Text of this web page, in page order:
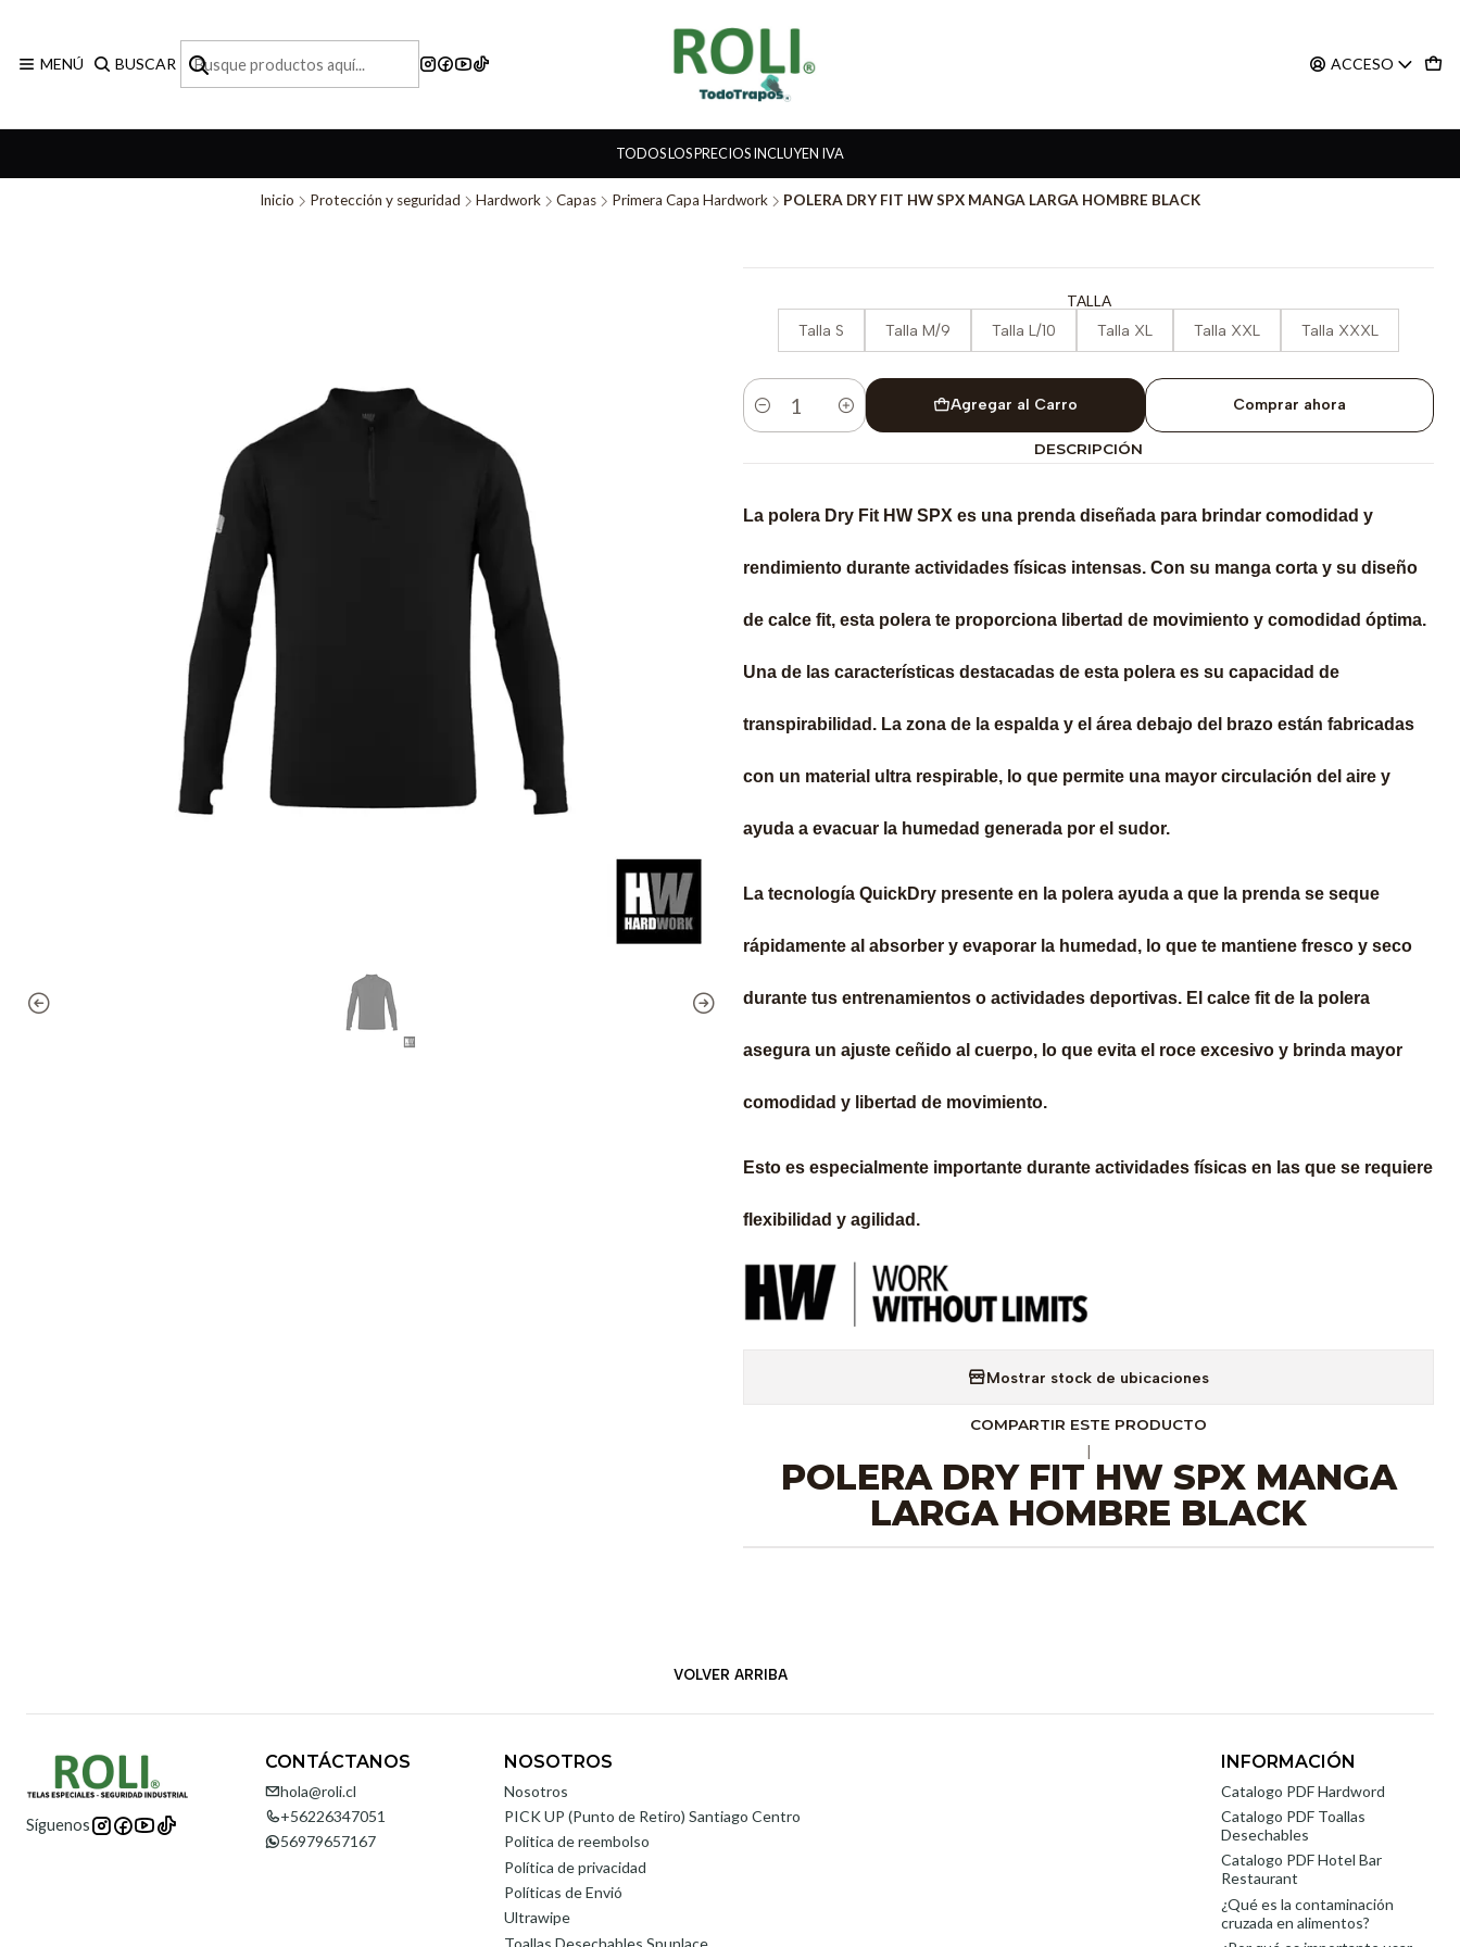
MENÚ BUSCAR ACCESO
TODOS LOS PRECIOS INCLUYEN IVA
Inicio Protección y seguridad Hardwork Capas Primera Capa Hardwork POLERA DRY FIT HW SPX MANGA LARGA HOMBRE BLACK
TALLA
Talla S Talla M/9 Talla L/10 Talla XL Talla XXL Talla XXXL
Cantidad
Agregar al Carro Comprar ahora
DESCRIPCIÓN
La polera Dry Fit HW SPX es una prenda diseñada para brindar comodidad y
rendimiento durante actividades físicas intensas. Con su manga corta y su diseño
de calce fit, esta polera te proporciona libertad de movimiento y comodidad óptima.
Una de las características destacadas de esta polera es su capacidad de
transpirabilidad. La zona de la espalda y el área debajo del brazo están fabricadas
con un material ultra respirable, lo que permite una mayor circulación del aire y
ayuda a evacuar la humedad generada por el sudor.
La tecnología QuickDry presente en la polera ayuda a que la prenda se seque
rápidamente al absorber y evaporar la humedad, lo que te mantiene fresco y seco
durante tus entrenamientos o actividades deportivas. El calce fit de la polera
asegura un ajuste ceñido al cuerpo, lo que evita el roce excesivo y brinda mayor
comodidad y libertad de movimiento.
Esto es especialmente importante durante actividades físicas en las que se requiere
flexibilidad y agilidad.
Mostrar stock de ubicaciones
COMPARTIR ESTE PRODUCTO
POLERA DRY FIT HW SPX MANGA
LARGA HOMBRE BLACK
VOLVER ARRIBA
Síguenos
CONTÁCTANOS
hola@roli.cl
+56226347051
56979657167
NOSOTROS
Nosotros
PICK UP (Punto de Retiro) Santiago Centro
Politica de reembolso
Política de privacidad
Políticas de Envió
Ultrawipe
Toallas Desechables Spunlace
INFORMACIÓN
Catalogo PDF Hardword
Catalogo PDF Toallas
Desechables
Catalogo PDF Hotel Bar
Restaurant
¿Qué es la contaminación
cruzada en alimentos?